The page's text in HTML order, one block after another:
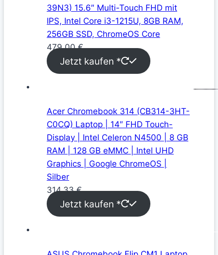
39N3) 15.6″ Multi-Touch FHD mit
IPS, Intel Core i3-1215U, 8GB RAM,
256GB SSD, ChromeOS Core
479,00€
Jetzt kaufen *
Acer Chromebook 314 (CB314-3HT-
C0CQ) Laptop | 14″ FHD Touch-
Display | Intel Celeron N4500 | 8 GB
RAM | 128 GB eMMC | Intel UHD
Graphics | Google ChromeOS |
Silber
314,33€
Jetzt kaufen *